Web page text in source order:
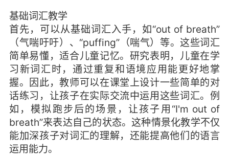
基础词汇教学
首先，可以从基础词汇入手，如“out of breath”
（气喘吁吁）、“puffing”（喘气）等。这些词汇
简单易懂，适合儿童记忆。研究表明，儿童在学
习新词汇时，通过重复和语境应用能更好地掌
握。因此，教师可以在课堂上设计一些简单的对
话练习，让孩子在实际交流中运用这些词汇。例
如，模拟跑步后的场景，让孩子用“I'm out of
breath”来表达自己的状态。这种情景化教学不仅
能加深孩子对词汇的理解，还能提高他们的语言
运用能力。